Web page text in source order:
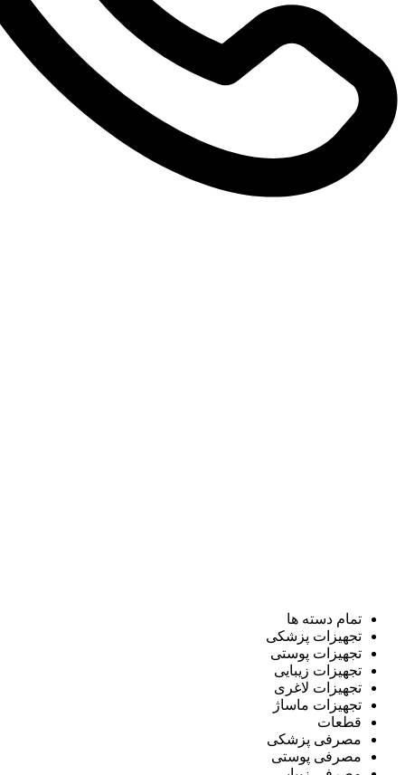
تمام دسته ها
تجهیزات پزشکی
تجهیزات پوستی
تجهیزات زیبایی
تجهیزات لاغری
تجهیزات ماساژ
قطعات
مصرفی پزشکی
مصرفی پوستی